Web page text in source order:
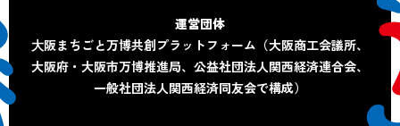
運営団体
⼤阪まちごと万博共創プラットフォーム （大阪商工会議所、
大阪府・大阪市万博推進局、 公益社団法人関西経済連合会、
一般社団法人関西経済同友会で構成）